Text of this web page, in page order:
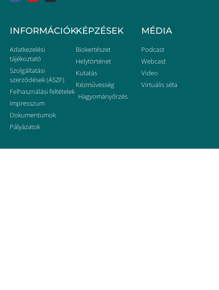
INFORMÁCIÓK
Adatkezelési
tájékoztató
Szolgáltatási
szerződések (ÁSZF)
Felhasználási feltételek
Impresszum
Dokumentumok
Pályázatok
KÉPZÉSEK
Biokertészet
Helytörténet
Kutatás
Kézművesség
Hagyományőrzés
MÉDIA
Podcast
Webcast
Video
Virtuális séta